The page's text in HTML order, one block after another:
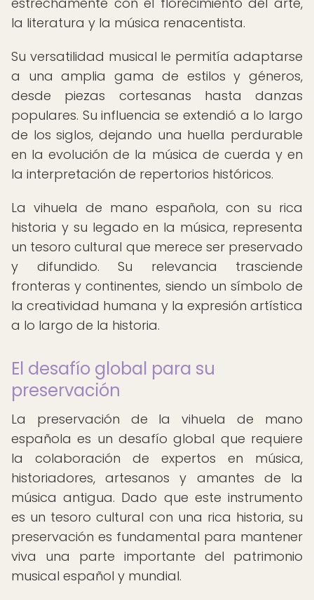
la literatura y la música renacentista.
Su versatilidad musical le permitía adaptarse
a una amplia gama de estilos y géneros,
desde piezas cortesanas hasta danzas
populares. Su influencia se extendió a lo largo
de los siglos, dejando una huella perdurable
en la evolución de la música de cuerda y en
la interpretación de repertorios históricos.
La vihuela de mano española, con su rica
historia y su legado en la música, representa
un tesoro cultural que merece ser preservado
y difundido. Su relevancia trasciende
fronteras y continentes, siendo un símbolo de
la creatividad humana y la expresión artística
a lo largo de la historia.
El desafío global para su
preservación
La preservación de la vihuela de mano
española es un desafío global que requiere
la colaboración de expertos en música,
historiadores, artesanos y amantes de la
música antigua. Dado que este instrumento
es un tesoro cultural con una rica historia, su
preservación es fundamental para mantener
viva una parte importante del patrimonio
musical español y mundial.